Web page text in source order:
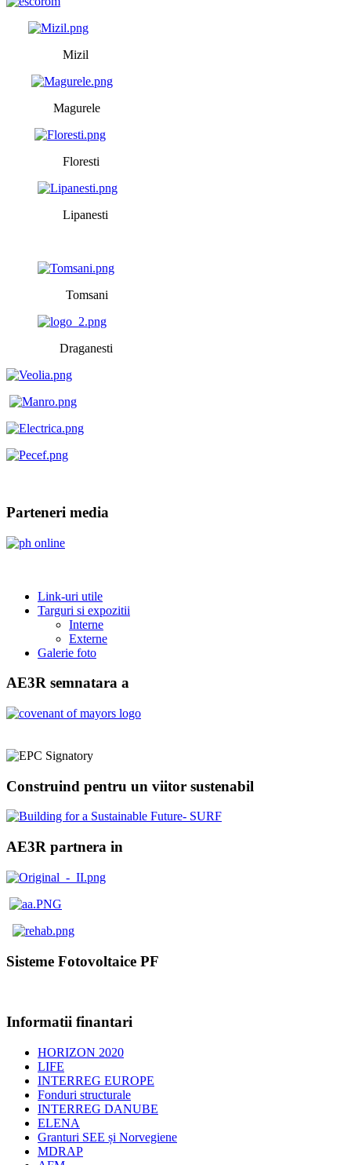
Mizil
Magurele
Floresti
Lipanesti
Tomsani
Draganesti
Parteneri media
Link-uri utile
Targuri si expozitii
Interne
Externe
Galerie foto
AE3R semnatara a
Construind pentru un viitor sustenabil
AE3R partnera in
Sisteme Fotovoltaice PF
Informatii finantari
HORIZON 2020
LIFE
INTERREG EUROPE
Fonduri structurale
INTERREG DANUBE
ELENA
Granturi SEE și Norvegiene
MDRAP